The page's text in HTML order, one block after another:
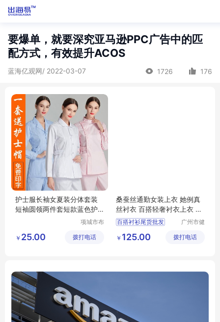
要爆单，就要深究亚马逊PPC广告中的匹
配方式，有效提升ACOS
蓝海亿观网/ 2022-03-07 1726 176
护士服长袖女夏装分体套装
短袖圆领两件套短款蓝色护
项城市布
有限公司
￥ 25.00 拨打电话
桑蚕丝通勤女装上衣 她例真
丝衬衣 百搭轻奢衬衣上衣 尾
货女装批发
百搭衬衫尾货批发
广州女装批发市场
广州市健
限公司
￥ 125.00 拨打电话